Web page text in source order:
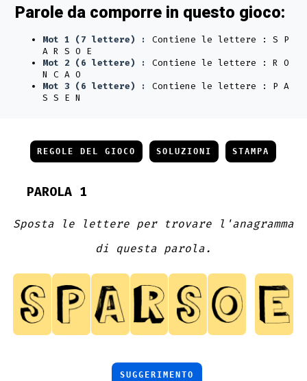
Parole da comporre in questo gioco:
Mot 1 (7 lettere) :
Contiene le lettere : S P
A R S O E
Mot 2 (6 lettere) :
Contiene le lettere : R O
N C A O
Mot 3 (6 lettere) :
Contiene le lettere : P A
S S E N
REGOLE DEL GIOCO SOLUZIONI STAMPA
PAROLA 1
Sposta le lettere per trovare l'anagramma
di questa parola.
SUGGERIMENTO